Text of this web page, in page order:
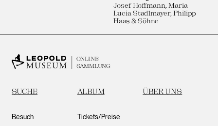
Josef Hoffmann, Maria
Lucia Stadlmayer, Philipp
Haas & Söhne
ONLINE
SAMMLUNG
SUCHE ALBUM ÜBER UNS
Besuch Tickets/Preise